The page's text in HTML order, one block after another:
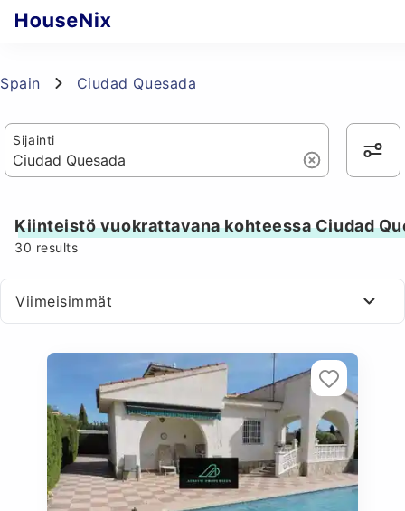
Spain Ciudad Quesada
Sijainti
Kiinteistö vuokrattavana kohteessa Ciudad
30 results
Viimeisimmät